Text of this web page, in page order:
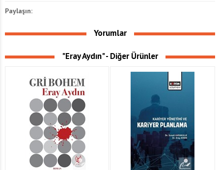
Paylaşın:
Yorumlar
"Eray Aydın" - Diğer Ürünler